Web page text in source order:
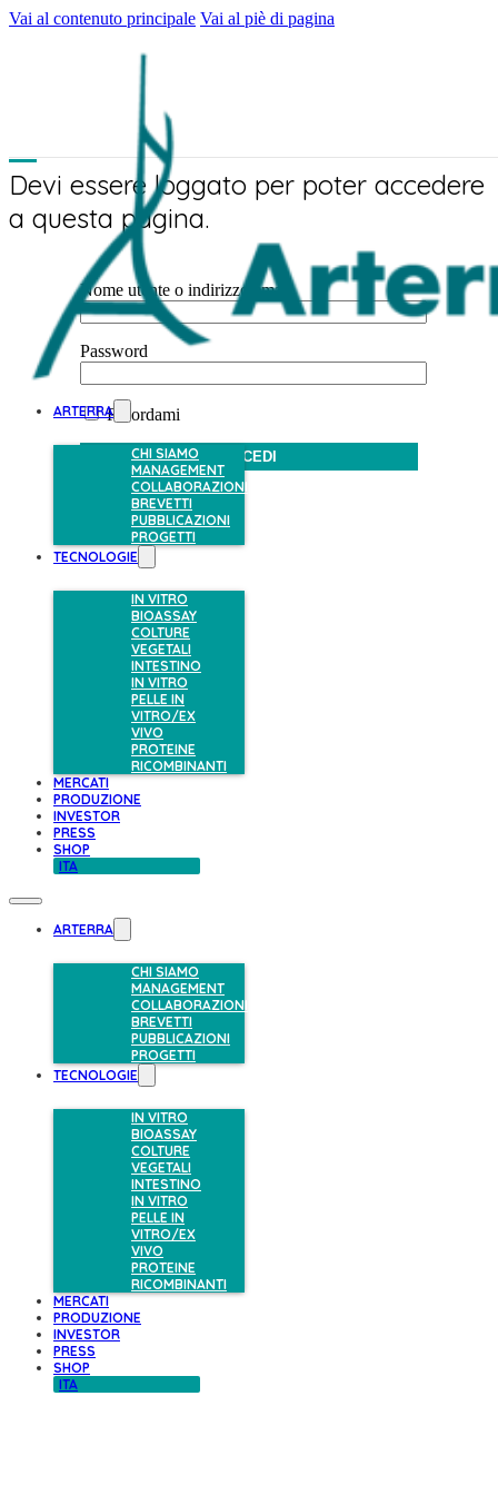
Vai al contenuto principale Vai al piè di pagina
ARTERRA
CHI SIAMO
MANAGEMENT
COLLABORAZIONI
BREVETTI
PUBBLICAZIONI
PROGETTI
TECNOLOGIE
IN VITRO
BIOASSAY
COLTURE
VEGETALI
INTESTINO
IN VITRO
PELLE IN
VITRO/EX
VIVO
PROTEINE
RICOMBINANTI
MERCATI
PRODUZIONE
INVESTOR
PRESS
SHOP
ITA
ARTERRA
CHI SIAMO
MANAGEMENT
COLLABORAZIONI
BREVETTI
PUBBLICAZIONI
PROGETTI
TECNOLOGIE
IN VITRO
BIOASSAY
COLTURE
VEGETALI
INTESTINO
IN VITRO
PELLE IN
VITRO/EX
VIVO
PROTEINE
RICOMBINANTI
MERCATI
PRODUZIONE
INVESTOR
PRESS
SHOP
ITA
Devi essere loggato per poter accedere
a questa pagina.
Nome utente o indirizzo email
Password
Ricordami